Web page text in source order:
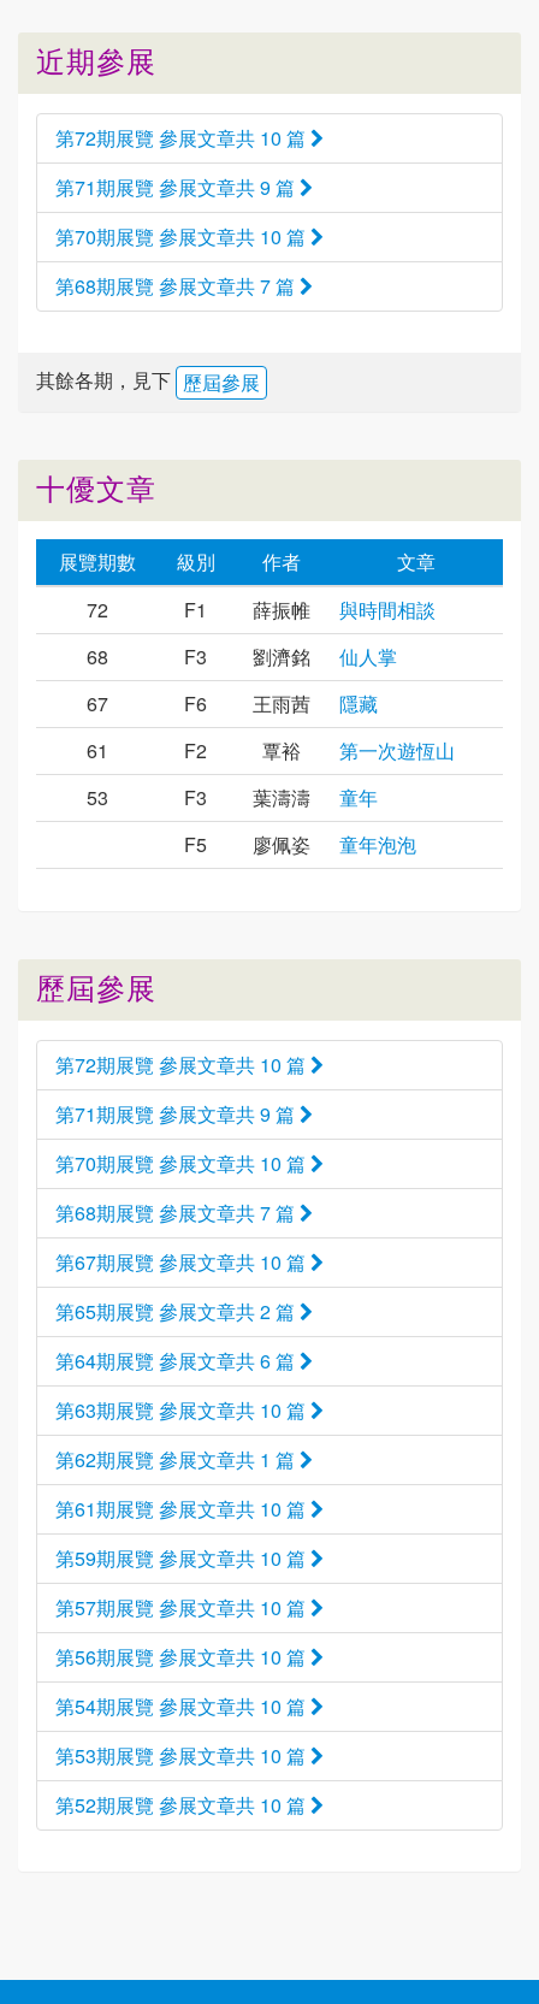
近期參展
第72期展覽 參展文章共 10 篇
第71期展覽 參展文章共 9 篇
第70期展覽 參展文章共 10 篇
第68期展覽 參展文章共 7 篇
其餘各期，見下 歷屆參展
十優文章
展覽期數 級別 作者
文章
72
F1 薛振帷
與時間相談
68
F3 劉濟銘
仙人掌
67
F6 王雨茜
隱藏
61
F2 覃裕
第一次遊恆山
53
F3 葉濤濤
童年
F5
廖佩姿 童年泡泡
歷屆參展
第72期展覽 參展文章共 10 篇
第71期展覽 參展文章共 9 篇
第70期展覽 參展文章共 10 篇
第68期展覽 參展文章共 7 篇
第67期展覽 參展文章共 10 篇
第65期展覽 參展文章共 2 篇
第64期展覽 參展文章共 6 篇
第63期展覽 參展文章共 10 篇
第62期展覽 參展文章共 1 篇
第61期展覽 參展文章共 10 篇
第59期展覽 參展文章共 10 篇
第57期展覽 參展文章共 10 篇
第56期展覽 參展文章共 10 篇
第54期展覽 參展文章共 10 篇
第53期展覽 參展文章共 10 篇
第52期展覽 參展文章共 10 篇